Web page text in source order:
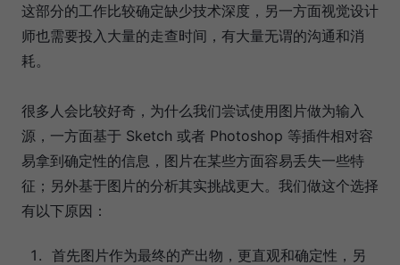
这部分的工作比较确定缺少技术深度，另一方面视觉设计
师也需要投入大量的走查时间，有大量无谓的沟通和消
耗。
很多人会比较好奇，为什么我们尝试使用图片做为输入
源，一方面基于 Sketch 或者 Photoshop 等插件相对容
易拿到确定性的信息，图片在某些方面容易丢失一些特
征；另外基于图片的分析其实挑战更大。我们做这个选择
有以下原因：
首先图片作为最终的产出物，更直观和确定性，另